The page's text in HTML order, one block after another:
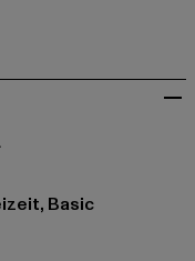
Basic